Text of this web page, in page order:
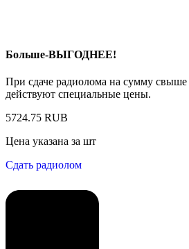
Больше-ВЫГОДНЕЕ!
При сдаче радиолома на сумму свыше
действуют специальные цены.
5724.75 RUB
Цена указана за шт
Сдать радиолом